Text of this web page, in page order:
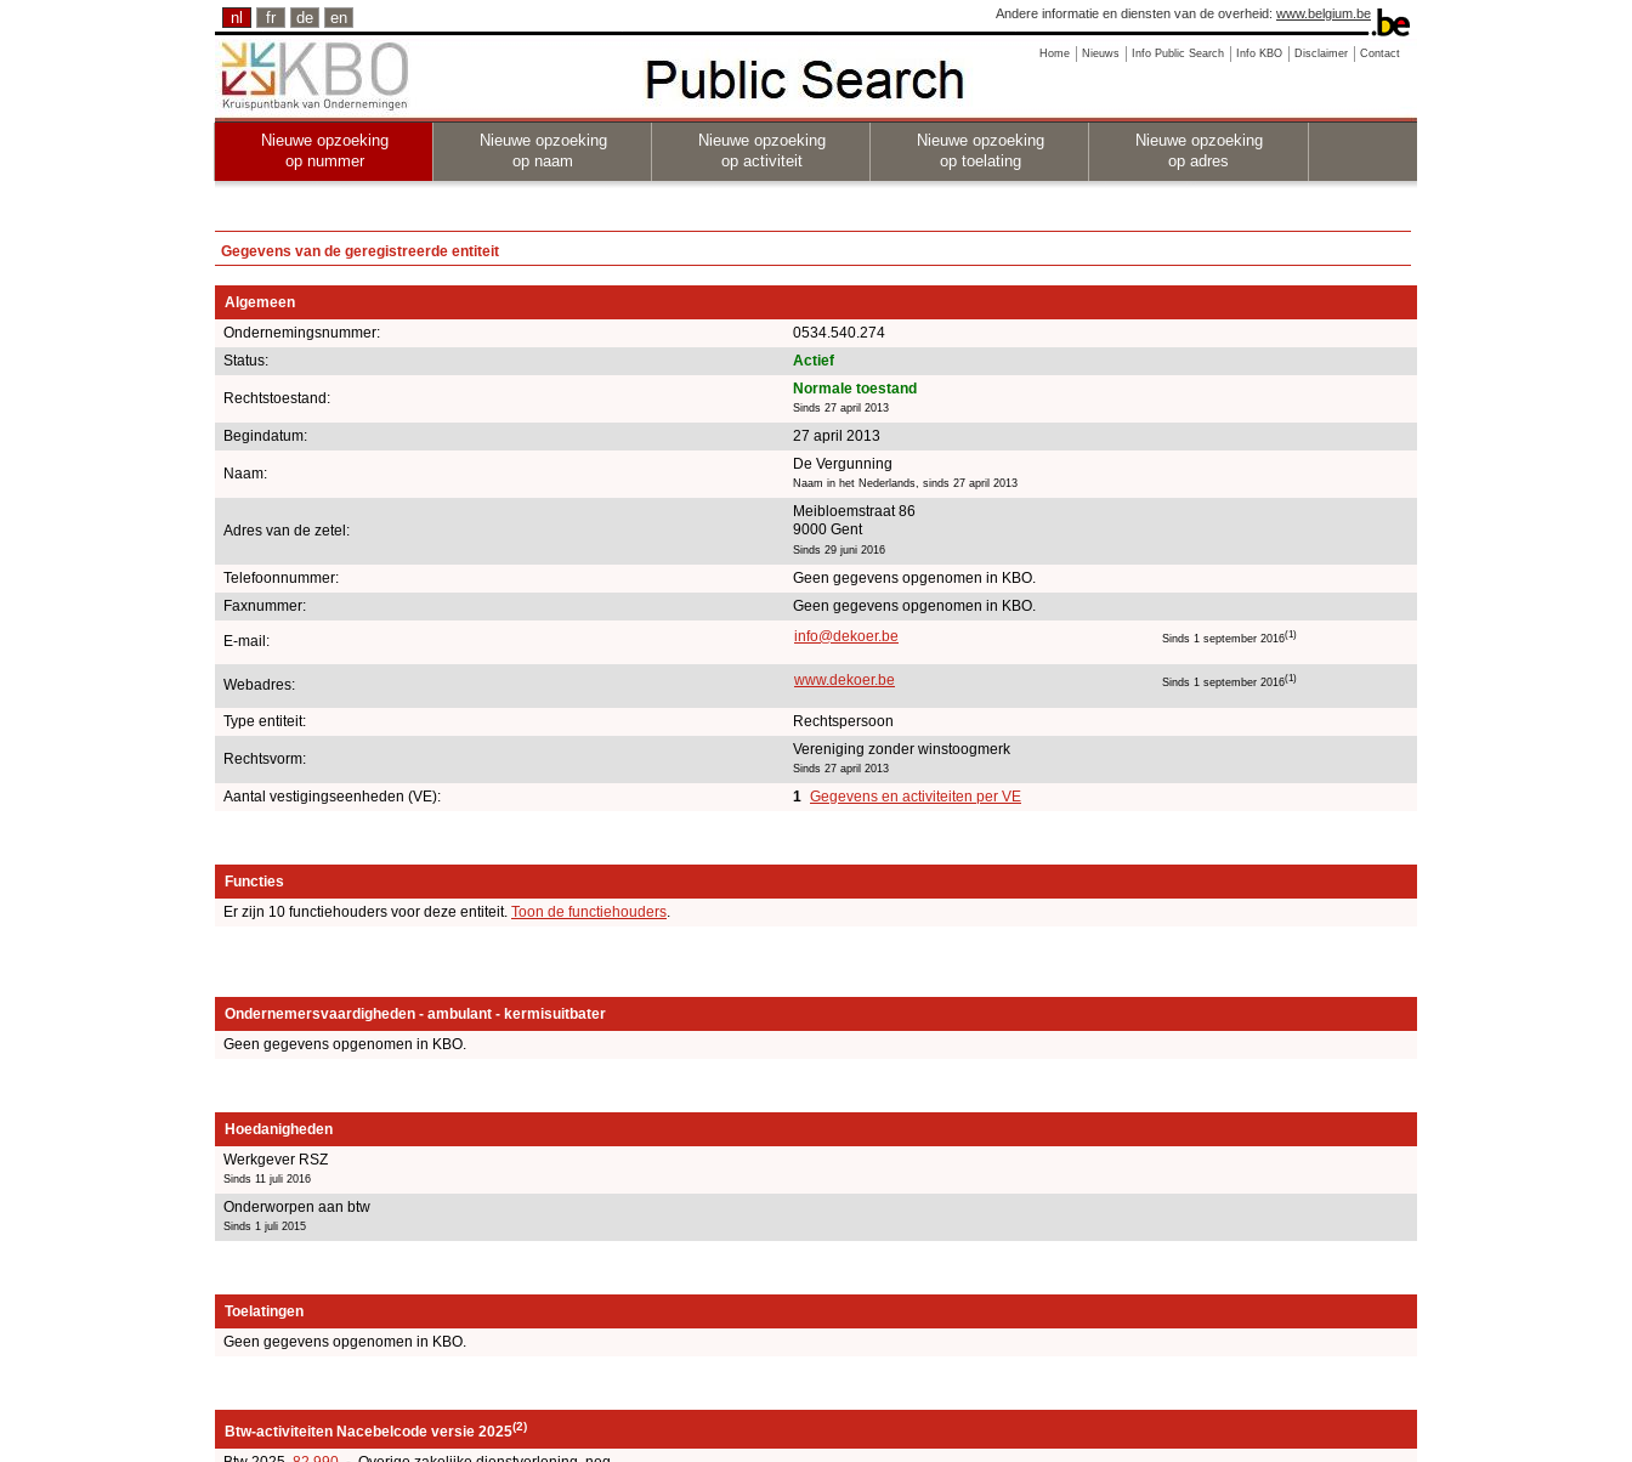
nl fr de en Andere informatie en diensten van de overheid: www.belgium.be
Home Nieuws Info Public Search Info KBO Disclaimer Contact
Nieuwe opzoeking
op nummer
Nieuwe opzoeking
op naam
Nieuwe opzoeking
op activiteit
Nieuwe opzoeking
op toelating
Nieuwe opzoeking
op adres
Gegevens van de geregistreerde entiteit
Algemeen
Ondernemingsnummer:
0534.540.274
Status:
Actief
Rechtstoestand:
Normale toestand
Sinds 27 april 2013
Begindatum: 27 april 2013
Naam:
De Vergunning
Naam in het Nederlands, sinds 27 april 2013
Adres van de zetel:
Meibloemstraat 86
9000 Gent
Sinds 29 juni 2016
Telefoonnummer:
Geen gegevens opgenomen in KBO.
Faxnummer:
Geen gegevens opgenomen in KBO.
E-mail: info@dekoer.be Sinds 1 september 2016(1)
Webadres: www.dekoer.be Sinds 1 september 2016(1)
Type entiteit: Rechtspersoon
Rechtsvorm:
Vereniging zonder winstoogmerk
Sinds 27 april 2013
Aantal vestigingseenheden (VE): 1 Gegevens en activiteiten per VE
Functies
Er zijn 10 functiehouders voor deze entiteit. Toon de functiehouders.
Ondernemersvaardigheden - ambulant - kermisuitbater
Geen gegevens opgenomen in KBO.
Hoedanigheden
Werkgever RSZ
Sinds 11 juli 2016
Onderworpen aan btw
Sinds 1 juli 2015
Toelatingen
Geen gegevens opgenomen in KBO.
Btw-activiteiten Nacebelcode versie 2025(2)